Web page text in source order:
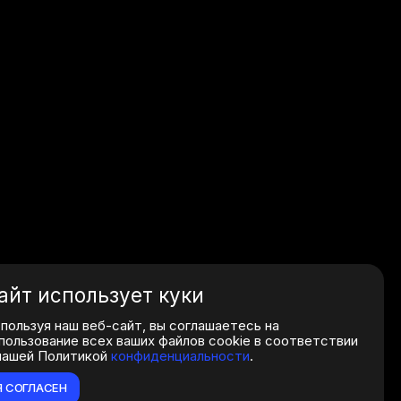
использует куки
наш веб-сайт, вы соглашаетесь на
всех ваших файлов cookie в соответствии
Политикойконфиденциальности.
СОГЛАСЕН